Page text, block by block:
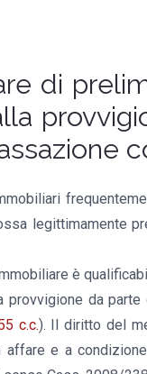
di
legittimamente
è
da
c.c.). Il diritto del
e a